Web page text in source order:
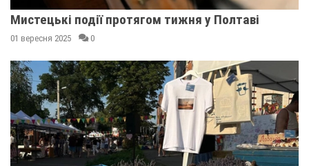
Мистецькі події протягом тижня у Полтаві
01 вересня 2025 0